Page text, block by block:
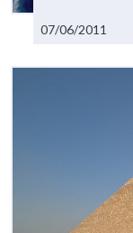
07/06/2011